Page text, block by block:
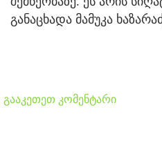
განაცხადა მამუკა
გააკეთეთ კომენტარი